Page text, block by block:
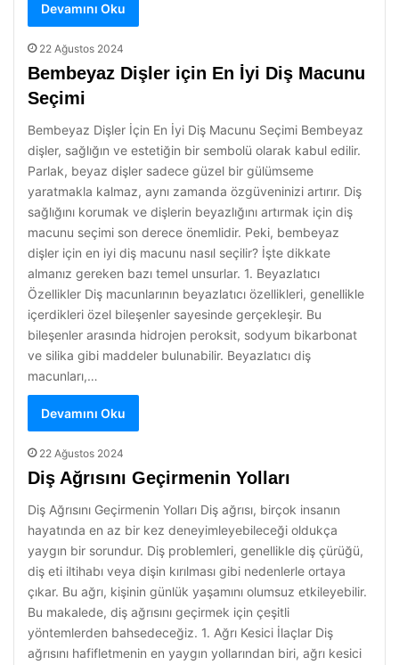
Devamını Oku
22 Ağustos 2024
Bembeyaz Dişler için En İyi Diş Macunu
Seçimi
Bembeyaz Dişler İçin En İyi Diş Macunu Seçimi Bembeyaz
dişler, sağlığın ve estetiğin bir sembolü olarak kabul edilir.
Parlak, beyaz dişler sadece güzel bir gülümseme
yaratmakla kalmaz, aynı zamanda özgüveninizi artırır. Diş
sağlığını korumak ve dişlerin beyazlığını artırmak için diş
macunu seçimi son derece önemlidir. Peki, bembeyaz
dişler için en iyi diş macunu nasıl seçilir? İşte dikkate
almanız gereken bazı temel unsurlar. 1. Beyazlatıcı
Özellikler Diş macunlarının beyazlatıcı özellikleri, genellikle
içerdikleri özel bileşenler sayesinde gerçekleşir. Bu
bileşenler arasında hidrojen peroksit, sodyum bikarbonat
ve silika gibi maddeler bulunabilir. Beyazlatıcı diş
macunları,…
Devamını Oku
22 Ağustos 2024
Diş Ağrısını Geçirmenin Yolları
Diş Ağrısını Geçirmenin Yolları Diş ağrısı, birçok insanın
hayatında en az bir kez deneyimleyebileceği oldukça
yaygın bir sorundur. Diş problemleri, genellikle diş çürüğü,
diş eti iltihabı veya dişin kırılması gibi nedenlerle ortaya
çıkar. Bu ağrı, kişinin günlük yaşamını olumsuz etkileyebilir.
Bu makalede, diş ağrısını geçirmek için çeşitli
yöntemlerden bahsedeceğiz. 1. Ağrı Kesici İlaçlar Diş
ağrısını hafifletmenin en yaygın yollarından biri, ağrı kesici